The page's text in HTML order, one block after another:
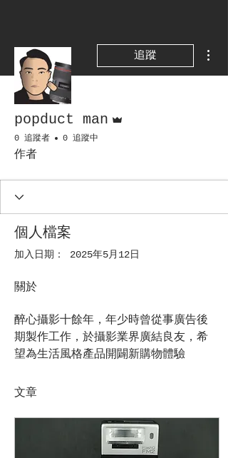
追蹤
popduct man
0 追蹤者 0 追蹤中
作者
個人檔案
加入日期： 2025年5月12日
關於
醉心攝影十餘年，年少時曾從事廣告後
期製作工作，於攝影業界廣結良友，希
望為生活風格產品開闢新購物體驗
文章